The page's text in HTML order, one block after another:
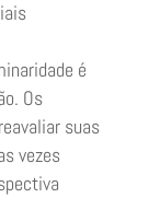
é
Os
suas
vezes